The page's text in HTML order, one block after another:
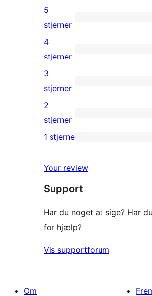
1
5-
stjernet
anmeldelse
5
stjerner
1
4-
stjernet
anmeldelse
4
stjerner
0
3-
stjernet
anmeldelser
3
stjerner
0
2-
anmeldelser
2
stjerner
stjernet
anmeldelser
1 stjerne
Your review
Support
Har du noget at sige? Har
for hjælp?
Vis supportforum
Om